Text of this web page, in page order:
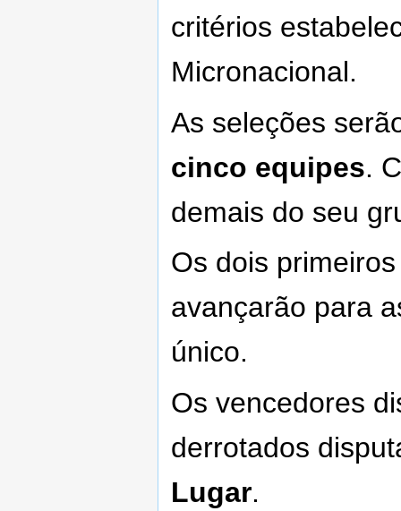
critérios
Micronacional.
As seleções
cinco equipes.
demais do seu
Os dois
avançarão para
único.
Os vencedores
derrotados
Lugar.